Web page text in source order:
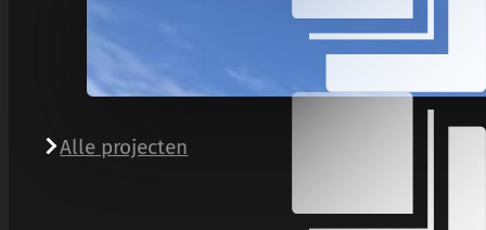
Alle projecten